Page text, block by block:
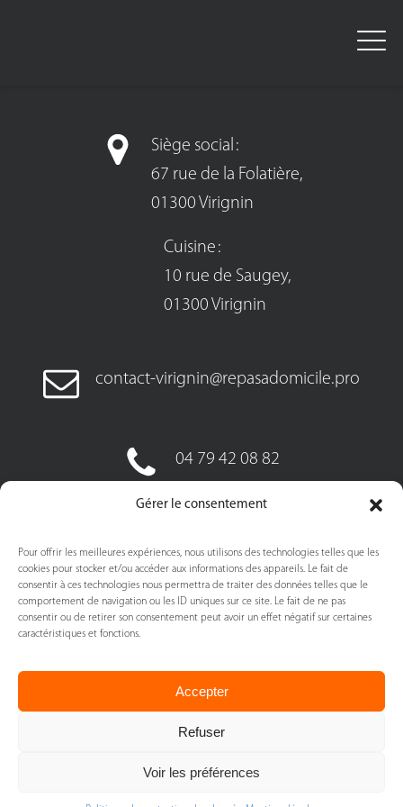
Gérer le consentement
Pour offrir les meilleures expériences, nous utilisons des technologies telles que les
cookies pour stocker et/ou accéder aux informations des appareils. Le fait de
consentir à ces technologies nous permettra de traiter des données telles que le
comportement de navigation ou les ID uniques sur ce site. Le fait de ne pas
consentir ou de retirer son consentement peut avoir un effet négatif sur certaines
caractéristiques et fonctions.
Accepter
Refuser
Voir les préférences
Siège social :
67 rue de la Folatière,
01300 Virignin
Cuisine :
10 rue de Saugey,
01300 Virignin
contact-virignin@repasadomicile.pro
04 79 42 08 82
06 85 59 94 98
Repas à Domicile©2026–Mentions Légales